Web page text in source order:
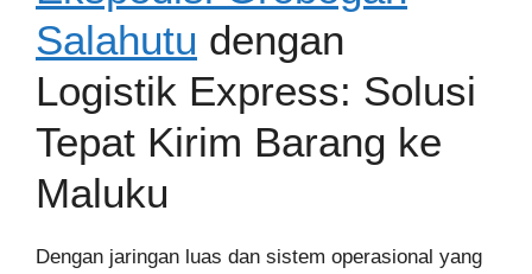
Salahutu dengan
Logistik Express: Solusi
Tepat Kirim Barang ke
Maluku
Dengan jaringan luas dan sistem operasional yang